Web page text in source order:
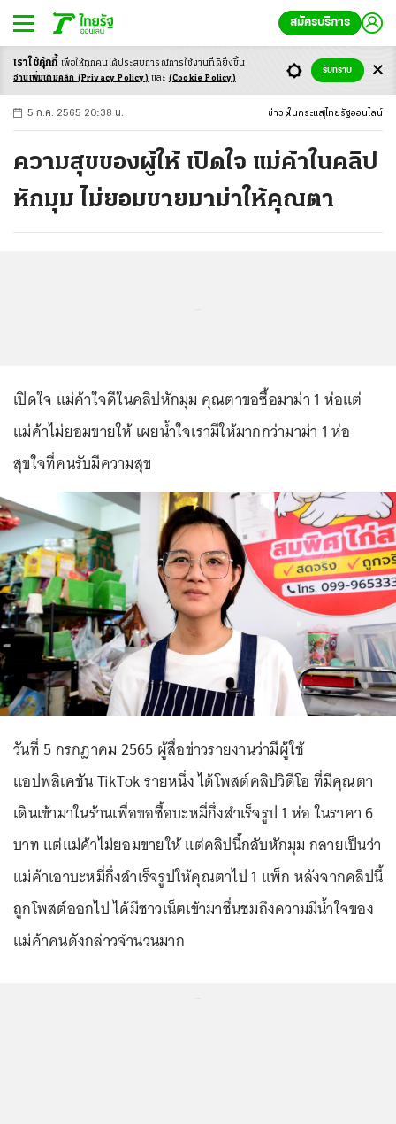
สมัครบริการ
-ก ก ก+
5 ก.ค. 2565 20:38 น. ข่าว ในกระแส ไทยรัฐออนไลน์
ความสุขของผู้ให้ เปิดใจ แม่ค้าในคลิป
หักมุม ไม่ยอมขายมาม่าให้คุณตา
เปิดใจ แม่ค้าใจดีในคลิปหักมุม คุณตาขอซื้อมาม่า 1 ห่อแต่
แม่ค้าไม่ยอมขายให้ เผยน้ำใจเรามีให้มากกว่ามาม่า 1 ห่อ
สุขใจที่คนรับมีความสุข
วันที่ 5 กรกฎาคม 2565 ผู้สื่อข่าวรายงานว่ามีผู้ใช้
แอปพลิเคชัน TikTok รายหนึ่ง ได้โพสต์คลิปวิดีโอ ที่มีคุณตา
เดินเข้ามาในร้านเพื่อขอซื้อบะหมี่กึ่งสำเร็จรูป 1 ห่อ ในราคา 6
บาท แต่แม่ค้าไม่ยอมขายให้ แต่คลิปนี้กลับหักมุม กลายเป็นว่า
แม่ค้าเอาบะหมี่กึ่งสำเร็จรูปให้คุณตาไป 1 แพ็ก หลังจากคลิปนี้
ถูกโพสต์ออกไป ได้มีชาวเน็ตเข้ามาชื่นชมถึงความมีน้ำใจของ
แม่ค้าคนดังกล่าวจำนวนมาก
เราใช้คุ้กกี้ เพื่อให้ทุกคนได้ประสบการณ์การใช้งานที่ดียิ่งขึ้น
อ่านเพิ่มเติมคลิก (Privacy Policy) และ (Cookie Policy)
รับทราบ